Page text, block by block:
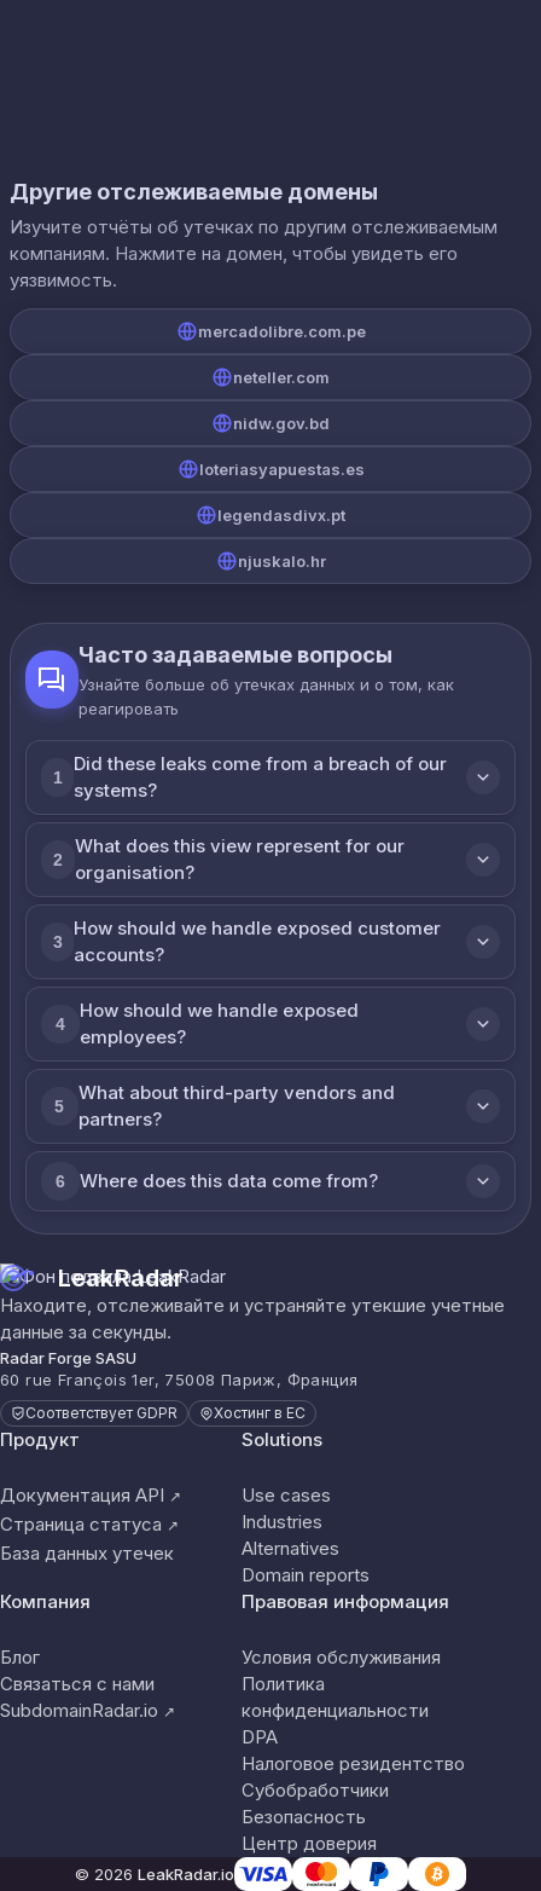
Другие отслеживаемые домены
Изучите отчёты об утечках по другим отслеживаемым
компаниям. Нажмите на домен, чтобы увидеть его
уязвимость.
mercadolibre.com.pe
neteller.com
nidw.gov.bd
loteriasyapuestas.es
legendasdivx.pt
njuskalo.hr
Часто задаваемые вопросы
Узнайте больше об утечках данных и о том, как
реагировать
1
Did these leaks come from a breach of our
systems?
2
What does this view represent for our
organisation?
3
How should we handle exposed customer
accounts?
4
How should we handle exposed
employees?
5
What about third-party vendors and
partners?
6 Where does this data come from?
LeakRadar
Находите, отслеживайте и устраняйте утекшие учетные
данные за секунды.
Radar Forge SASU
60 rue François 1er, 75008 Париж, Франция
Соответствует GDPR Хостинг в ЕС
Продукт
Документация API ↗
Страница статуса ↗
База данных утечек
Solutions
Use cases
Industries
Alternatives
Domain reports
Компания
Блог
Связаться с нами
SubdomainRadar.io ↗
Правовая информация
Условия обслуживания
Политика
конфиденциальности
DPA
Налоговое резидентство
Субобработчики
Безопасность
Центр доверия
© 2026 LeakRadar.io